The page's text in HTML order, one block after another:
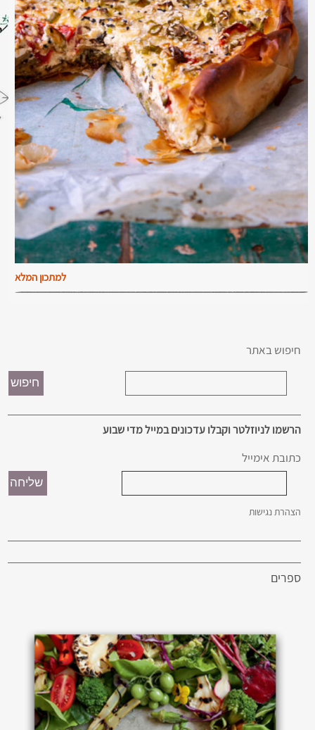
למתכון המלא
חיפוש באתר
הרשמו לניוזלטר וקבלו עדכונים במייל מדי שבוע
כתובת אימייל
הצהרת נגישות
ספרים